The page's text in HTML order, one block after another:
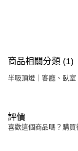
商品相關分類 (1)
半吸頂燈｜客廳、臥室
評價
喜歡這個商品嗎？購